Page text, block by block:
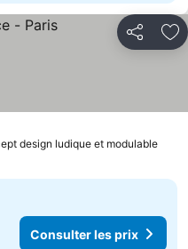
Partager
design ludique et modulable
Consulter les prix